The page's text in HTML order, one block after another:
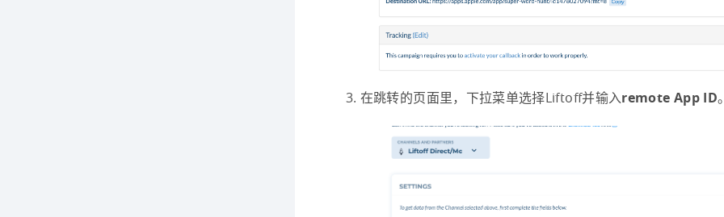
在跳转的页面里，下拉菜单选择Liftoff并输入remote App ID